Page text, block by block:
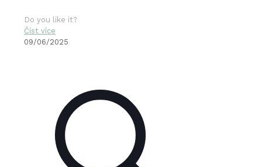
Do you like it?
Číst více
09/06/2025